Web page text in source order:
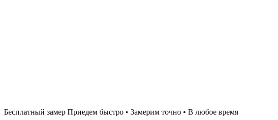
Бесплатный замер Приедем быстро • Замерим точно • В любое время